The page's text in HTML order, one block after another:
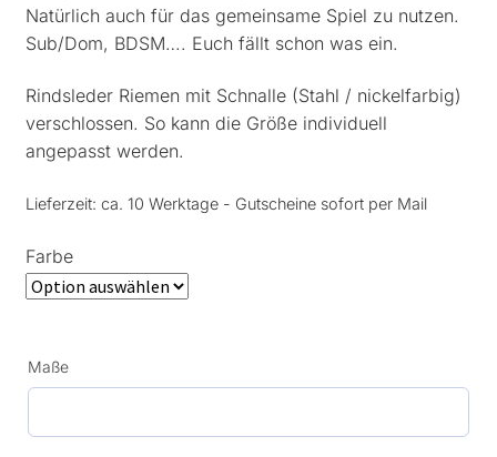
Natürlich auch für das gemeinsame Spiel zu nutzen.
Sub/Dom, BDSM…. Euch fällt schon was ein.
Rindsleder Riemen mit Schnalle (Stahl / nickelfarbig)
verschlossen. So kann die Größe individuell
angepasst werden.
Lieferzeit: ca. 10 Werktage - Gutscheine sofort per Mail
Farbe
Maße